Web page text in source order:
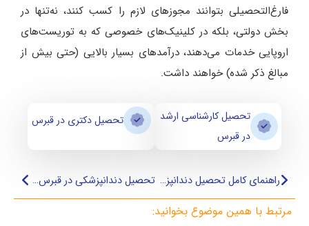
فارغ‌التحصیلی بتوانند مجوزهای لازم را کسب کنند، نه‌تنها در
بخش دولتی، بلکه در کلینیک‌های خصوصی که به توریست‌های
اروپایی خدمات می‌دهند، درآمدهای بسیار بالایی (حتی بیش از
مبالغ ذکر شده) خواهند داشت.
تحصیل کارشناسی ارشد
در قبرس
تحصیل دکتری در قبرس
راهنمای کامل تحصیل دندانپزشکی خارج از کشور تحصیل دندانپزشکی در قبرس شمالی
مرتبط با همین موضوع بخوانید: